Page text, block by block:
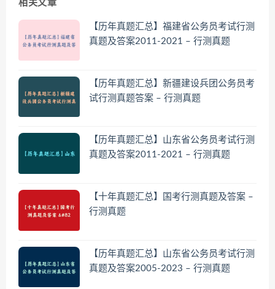
相关文章
【历年真题汇总】福建省公务员考试行测
真题及答案2011-2021 – 行测真题
【历年真题汇总】新疆建设兵团公务员考
试行测真题答案 – 行测真题
【历年真题汇总】山东省公务员考试行测
真题及答案2011-2021 – 行测真题
【十年真题汇总】国考行测真题及答案 –
行测真题
【历年真题汇总】山东省公务员考试行测
真题及答案2005-2023 – 行测真题